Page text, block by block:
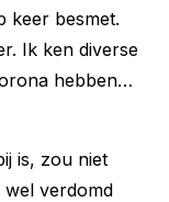
keer besmet.
Ik ken diverse
hebben…
is, zou niet
verdomd